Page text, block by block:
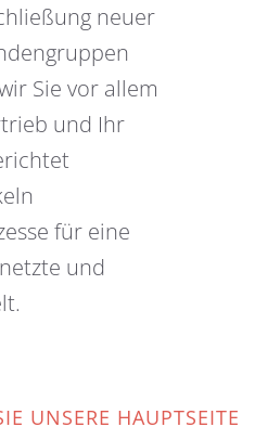
neuer
Sie vor allem
und Ihr
für eine
und
UNSERE HAUPTSEITE